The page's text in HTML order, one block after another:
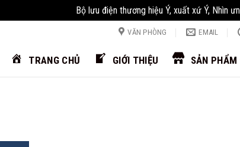
Bộ lưu điện thương hiệu Ý, xuất xứ Ý, Nhìn
VĂN PHÒNG EMAIL
TRANG CHỦ GIỚI THIỆU SẢN PHẨM